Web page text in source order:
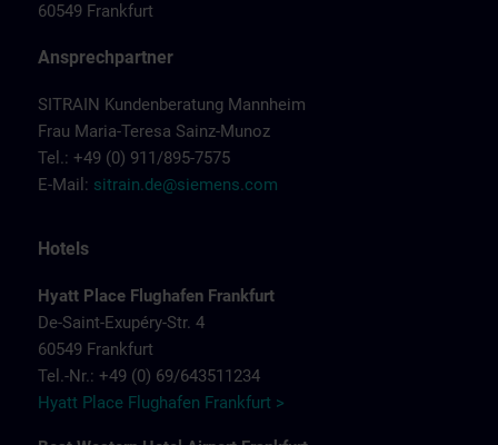
60549 Frankfurt
Ansprechpartner
SITRAIN Kundenberatung Mannheim
Frau Maria-Teresa Sainz-Munoz
Tel.: +49 (0) 911/895-7575
E-Mail: sitrain.de@siemens.com
Hotels
Hyatt Place Flughafen Frankfurt
De-Saint-Exupéry-Str. 4
60549 Frankfurt
Tel.-Nr.: +49 (0) 69/643511234
Hyatt Place Flughafen Frankfurt >